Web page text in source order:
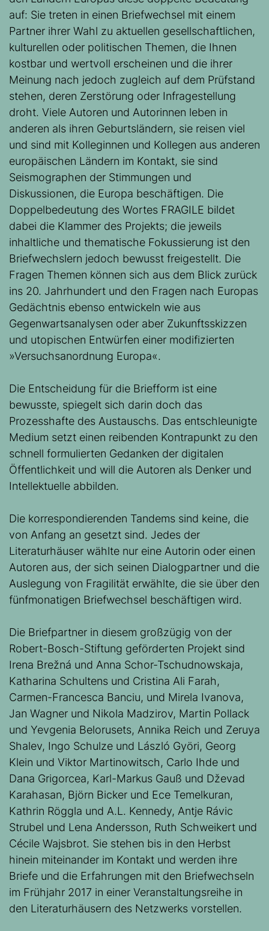
auf: Sie treten in einen Briefwechsel mit einem
Partner ihrer Wahl zu aktuellen gesellschaftlichen,
kulturellen oder politischen Themen, die Ihnen
kostbar und wertvoll erscheinen und die ihrer
Meinung nach jedoch zugleich auf dem Prüfstand
stehen, deren Zerstörung oder Infragestellung
droht. Viele Autoren und Autorinnen leben in
anderen als ihren Geburtsländern, sie reisen viel
und sind mit Kolleginnen und Kollegen aus anderen
europäischen Ländern im Kontakt, sie sind
Seismographen der Stimmungen und
Diskussionen, die Europa beschäftigen. Die
Doppelbedeutung des Wortes FRAGILE bildet
dabei die Klammer des Projekts; die jeweils
inhaltliche und thematische Fokussierung ist den
Briefwechslern jedoch bewusst freigestellt. Die
Fragen Themen können sich aus dem Blick zurück
ins 20. Jahrhundert und den Fragen nach Europas
Gedächtnis ebenso entwickeln wie aus
Gegenwartsanalysen oder aber Zukunftsskizzen
und utopischen Entwürfen einer modifizierten
»Versuchsanordnung Europa«.
Die Entscheidung für die Briefform ist eine
bewusste, spiegelt sich darin doch das
Prozesshafte des Austauschs. Das entschleunigte
Medium setzt einen reibenden Kontrapunkt zu den
schnell formulierten Gedanken der digitalen
Öffentlichkeit und will die Autoren als Denker und
Intellektuelle abbilden.
Die korrespondierenden Tandems sind keine, die
von Anfang an gesetzt sind. Jedes der
Literaturhäuser wählte nur eine Autorin oder einen
Autoren aus, der sich seinen Dialogpartner und die
Auslegung von Fragilität erwählte, die sie über den
fünfmonatigen Briefwechsel beschäftigen wird.
Die Briefpartner in diesem großzügig von der
Robert-Bosch-Stiftung geförderten Projekt sind
Irena Brežná und Anna Schor-Tschudnowskaja,
Katharina Schultens und Cristina Ali Farah,
Carmen-Francesca Banciu, und Mirela Ivanova,
Jan Wagner und Nikola Madzirov, Martin Pollack
und Yevgenia Belorusets, Annika Reich und Zeruya
Shalev, Ingo Schulze und László Györi, Georg
Klein und Viktor Martinowitsch, Carlo Ihde und
Dana Grigorcea, Karl-Markus Gauß und Dževad
Karahasan, Björn Bicker und Ece Temelkuran,
Kathrin Röggla und A.L. Kennedy, Antje Rávic
Strubel und Lena Andersson, Ruth Schweikert und
Cécile Wajsbrot. Sie stehen bis in den Herbst
hinein miteinander im Kontakt und werden ihre
Briefe und die Erfahrungen mit den Briefwechseln
im Frühjahr 2017 in einer Veranstaltungsreihe in
den Literaturhäusern des Netzwerks vorstellen.